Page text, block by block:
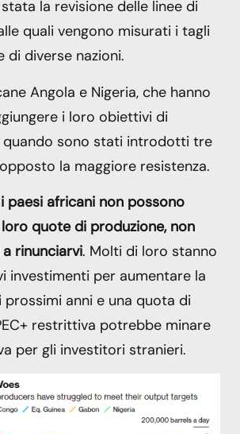
la revisione delle linee di
quali vengono misurati i tagli
di diverse nazioni.
Angola e Nigeria, che hanno
i loro obiettivi di
quando sono stati introdotti tre
la maggiore resistenza.
paesi africani non possono
quote di produzione, non
rinunciarvi. Molti di loro stanno
investimenti per aumentare la
prossimi anni e una quota di
restrittiva potrebbe minare
per gli investitori stranieri.